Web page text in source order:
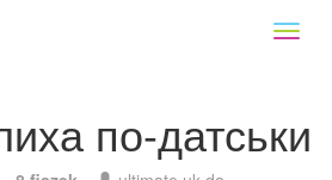
по-датськи